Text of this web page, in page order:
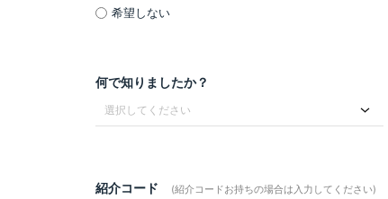
希望しない
何で知りましたか？
紹介コード (紹介コードお持ちの場合は入力してください)